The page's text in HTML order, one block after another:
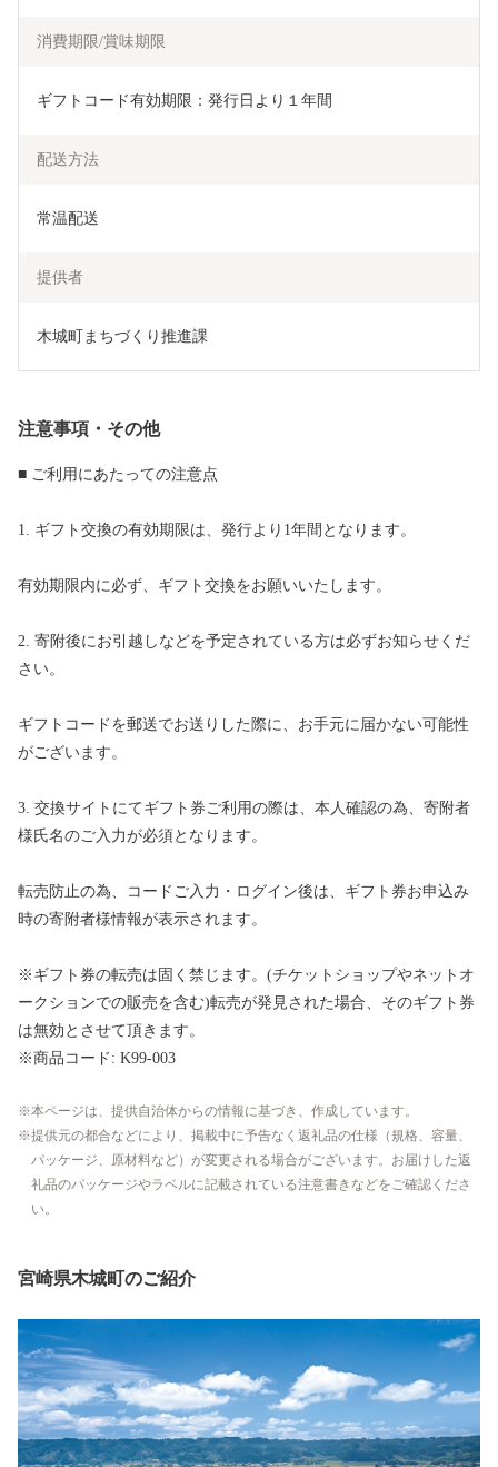
消費期限/賞味期限
ギフトコード有効期限：発行日より１年間
配送方法
常温配送
提供者
木城町まちづくり推進課
注意事項・その他
■ ご利用にあたっての注意点
1. ギフト交換の有効期限は、発行より1年間となります。
有効期限内に必ず、ギフト交換をお願いいたします。
2. 寄附後にお引越しなどを予定されている方は必ずお知らせくだ
さい。
ギフトコードを郵送でお送りした際に、お手元に届かない可能性
がございます。
3. 交換サイトにてギフト券ご利用の際は、本人確認の為、寄附者
様氏名のご入力が必須となります。
転売防止の為、コードご入力・ログイン後は、ギフト券お申込み
時の寄附者様情報が表示されます。
※ギフト券の転売は固く禁じます。(チケットショップやネットオ
ークションでの販売を含む)転売が発見された場合、そのギフト券
は無効とさせて頂きます。
※商品コード: K99-003
本ページは、提供自治体からの情報に基づき、作成しています。
提供元の都合などにより、掲載中に予告なく返礼品の仕様（規格、容量、
パッケージ、原材料など）が変更される場合がございます。お届けした返
礼品のパッケージやラベルに記載されている注意書きなどをご確認くださ
い。
宮崎県木城町のご紹介